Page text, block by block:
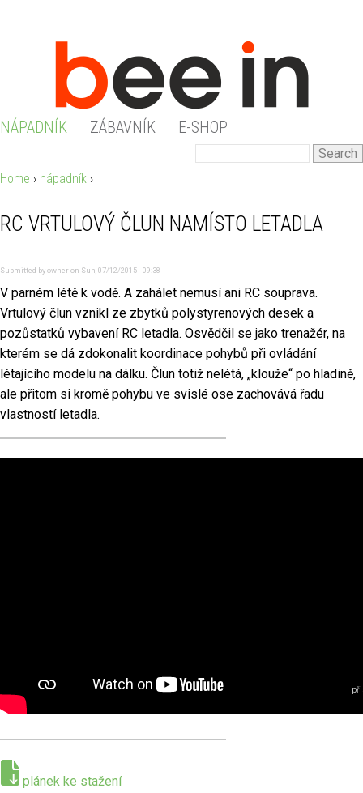
A
I
M
E
N
U
NÁPADNÍK ZÁBAVNÍK E-SHOP
S
R
C
H
F
O
R
r
c
O
U
A
R
E
H
E
Home › nápadník ›
RC VRTULOVÝ ČLUN NAMÍSTO LETADLA
Submitted byowner on Sun, 07/12/2015 - 09:38
V parném létě k vodě. A zahálet nemusí ani RC souprava.
Vrtulový člun vznikl ze zbytků polystyrenových desek a
pozůstatků vybavení RC letadla. Osvědčil se jako trenažér, na
kterém se dá zdokonalit koordinace pohybů při ovládání
létajícího modelu na dálku. Člun totiž nelétá, „klouže“ po hladině,
ale přitom si kromě pohybu ve svislé ose zachovává řadu
vlastností letadla.
plánek ke stažení